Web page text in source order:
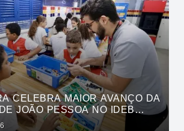
CELEBRA MAIOR AVANÇO DA
JOÃO PESSOA NO IDEB
DO NORDESTE